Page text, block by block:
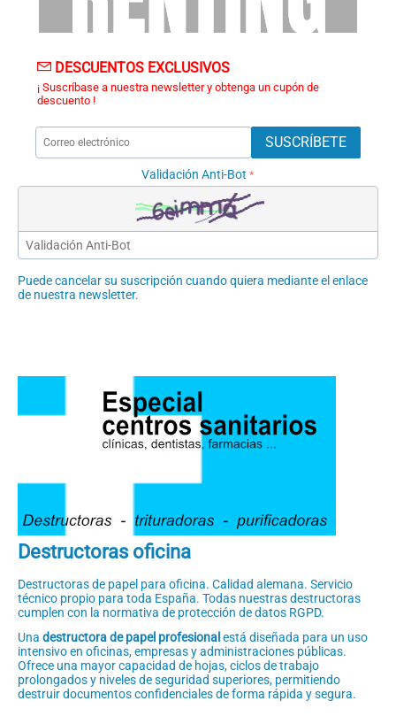
DESCUENTOS EXCLUSIVOS
¡ Suscríbase a nuestra newsletter y obtenga un cupón de
descuento !
SUSCRÍBETE
Validación Anti-Bot
Puede cancelar su suscripción cuando quiera mediante el enlace
de nuestra newsletter.
Destructoras oficina
Destructoras de papel para oficina. Calidad alemana. Servicio
técnico propio para toda España. Todas nuestras destructoras
cumplen con la normativa de protección de datos RGPD.
Una destructora de papel profesional está diseñada para un uso
intensivo en oficinas, empresas y administraciones públicas.
Ofrece una mayor capacidad de hojas, ciclos de trabajo
prolongados y niveles de seguridad superiores, permitiendo
destruir documentos confidenciales de forma rápida y segura.